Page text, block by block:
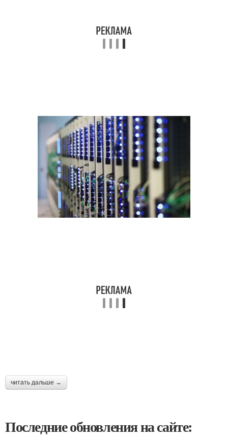
читать дальше →
Последние обновления на сайте: